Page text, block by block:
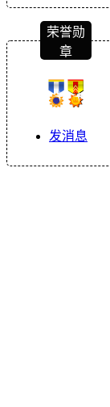
荣誉勋
章
发消息